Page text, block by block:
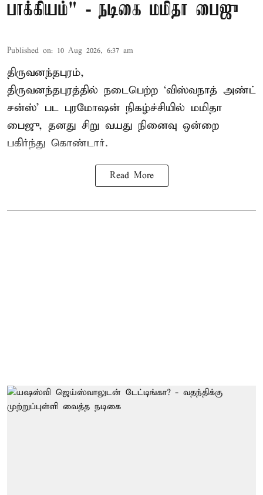
பாக்கியம்" - நடிகை மமிதா பைஜு
Published on: 10 Aug 2026, 6:37 am
திருவனந்தபுரம்,
திருவனந்தபுரத்தில் நடைபெற்ற ‘விஸ்வநாத் அண்ட்
சன்ஸ்’ பட புரமோஷன் நிகழ்ச்சியில் மமிதா
பைஜு, தனது சிறு வயது நினைவு ஒன்றை
பகிர்ந்து கொண்டார்.
Read More